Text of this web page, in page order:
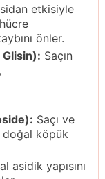
etkisiyle
önler.
Saçın
Saçı ve
doğal köpük
asidik yapısını